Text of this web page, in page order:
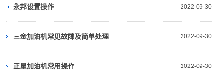
2022-09-30
永邦设置操作
2022-09-30
三金加油机常见故障及简单处理
2022-09-30
正星加油机常用操作